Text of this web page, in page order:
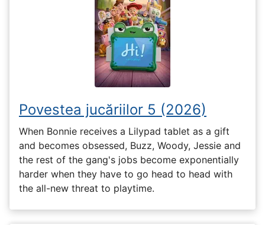
Povestea jucăriilor 5 (2026)
When Bonnie receives a Lilypad tablet as a gift
and becomes obsessed, Buzz, Woody, Jessie and
the rest of the gang's jobs become exponentially
harder when they have to go head to head with
the all-new threat to playtime.